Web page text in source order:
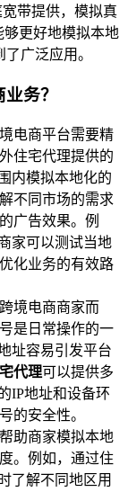
带提供，模拟真
够更好地模拟本地
广泛应用。
务？
电商平台需要精
住宅代理提供的
内模拟本地化的
不同市场的需求
广告效果。例
家可以测试当地
化业务的有效路
境电商商家而
是日常操作的一
址容易引发平台
代理可以提供多
IP地址和设备环
的安全性。
助商家模拟本地
。例如，通过住
了解不同地区用